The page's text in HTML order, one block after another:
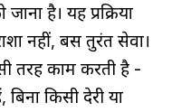
है। यह प्रक्रिया
नहीं, बस तुरंत सेवा।
तरह काम करती है -
किसी देरी या